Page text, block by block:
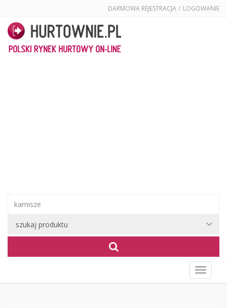
DARMOWA REJESTRACJA / LOGOWANIE
menu